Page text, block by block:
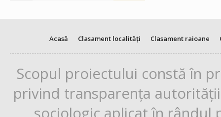
Acasă Clasament localități Clasament raioane
Scopul proiectului constă în
privind transparența
sociologic aplicat în rândul